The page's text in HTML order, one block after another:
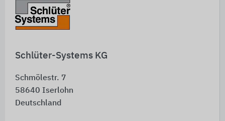
Schlüter-Systems KG
Schmölestr. 7
58640 Iserlohn
Deutschland
Schnelleinstiege